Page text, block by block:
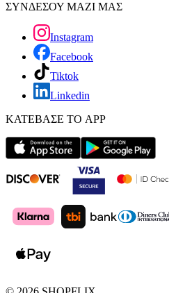
ΣΥΝΔΕΣΟΥ ΜΑΖΙ ΜΑΣ
Instagram
Facebook
Tiktok
Linkedin
ΚΑΤΕΒΑΣΕ ΤΟ APP